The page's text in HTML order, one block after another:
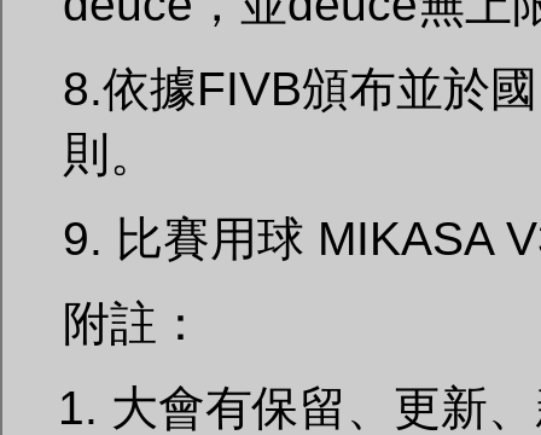
8.依據FIVB頒布並於
則。
9. 比賽用球 MIKASA
附註：
大會有保留、更新